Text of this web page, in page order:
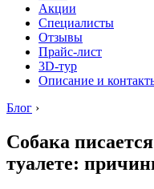
Акции
Специалисты
Отзывы
Прайс-лист
3D-тур
Описание и
Блог ›
Собака
туалете: